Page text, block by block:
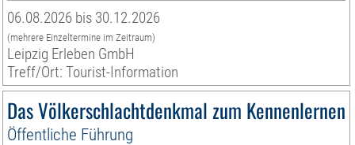
06.08.2026 bis 30.12.2026
(mehrere Einzeltermine im Zeitraum)
Leipzig Erleben GmbH
Treff/Ort: Tourist-Information
Das Völkerschlachtdenkmal zum Kennenlernen
Öffentliche Führung